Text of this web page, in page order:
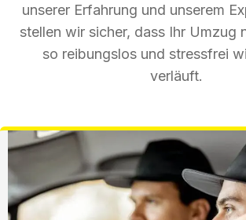
unserer Erfahrung und unserem
stellen wir sicher, dass Ihr Umzug
so reibungslos und stressfrei
verläuft.